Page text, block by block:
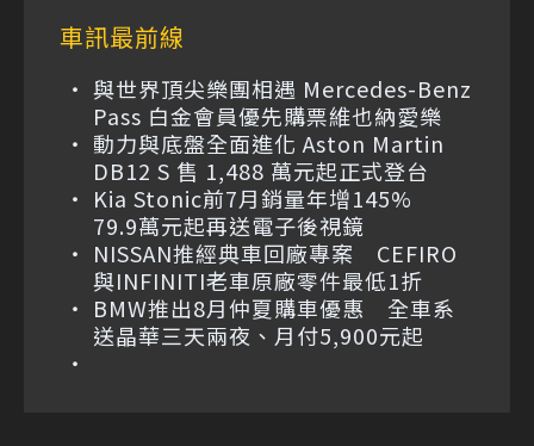
車訊最前線
與世界頂尖樂團相遇 Mercedes-Benz
Pass 白金會員優先購票維也納愛樂
動力與底盤全面進化 Aston Martin
DB12 S 售 1,488 萬元起正式登台
Kia Stonic前7月銷量年增145%
79.9萬元起再送電子後視鏡
NISSAN推經典車回廠專案 CEFIRO
與INFINITI老車原廠零件最低1折
BMW推出8月仲夏購車優惠 全車系
送晶華三天兩夜、月付5,900元起